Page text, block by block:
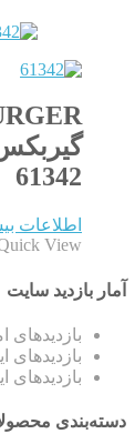
گیربکس90 درجه
61342
اطلاعات
View
آمار بازدید سایت
بازدیدهای
بازدیدهای
بازدیدهای
دسته‌بندی